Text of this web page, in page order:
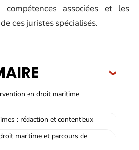
compétences associées et les
ces juristes spécialisés.
en droit maritime
: rédaction et contentieux
maritime et parcours de